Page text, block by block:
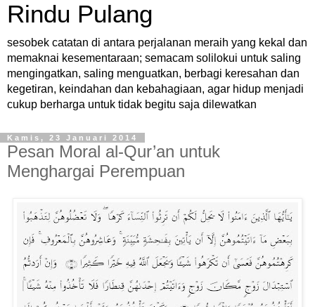
Rindu Pulang
sesobek catatan di antara perjalanan meraih yang kekal dan
memaknai kesementaraan; semacam solilokui untuk saling
mengingatkan, saling menguatkan, berbagi keresahan dan
kegetiran, keindahan dan kebahagiaan, agar hidup menjadi
cukup berharga untuk tidak begitu saja dilewatkan
Kamis, 23 Januari 2014
Pesan Moral al-Qur’an untuk
Menghargai Perempuan